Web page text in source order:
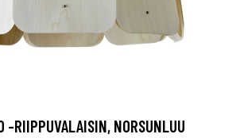
-RIIPPUVALAISIN, NORSUNLUU